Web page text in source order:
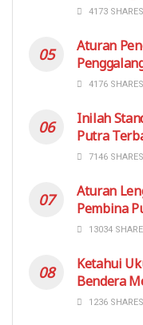
4173 SHARES
Aturan
4176 SHARES
Inilah
Putra
7146 SHARES
Aturan
Pembina
13034
Ketahui
Bendera
1236 SHARES